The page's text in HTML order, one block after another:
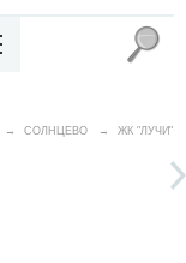
→ СОЛНЦЕВО →
ЖК "ЛУЧИ"